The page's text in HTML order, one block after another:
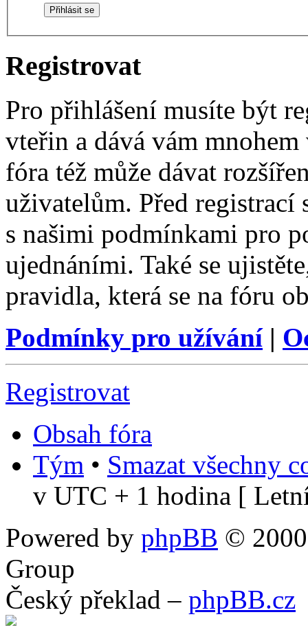
Registrovat
Pro přihlášení musíte být
vteřin a dává vám
fóra též může dávat
uživatelům. Před registrací
s našimi podmínkami pro
ujednáními. Také se
pravidla, která se na fóru
Podmínky pro užívání|
Registrovat
Obsah fóra
Tým • Smazat všechny
v UTC + 1 hodina [
Powered by phpBB ©
Group
Český překlad – phpBB.cz